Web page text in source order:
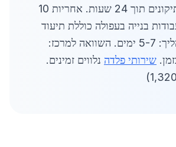
שירות 24/7, תיקונים תוך 24 שעות. אחריות 10
בנייה בעפולה כוללת תיעוד
מלא. סה"כ תהליך: 5-7 ימים. השוואה למרכז:
שירותי פלדה נלווים זמינים.